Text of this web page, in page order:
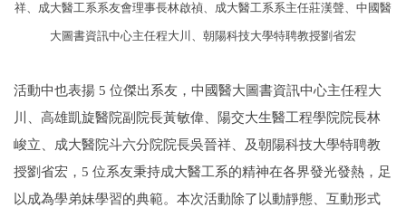
祥、成大醫工系系友會理事長林啟禎、成大醫工系系主任莊漢聲、中國醫
大圖書資訊中心主任程大川、朝陽科技大學特聘教授劉省宏
活動中也表揚 5 位傑出系友，中國醫大圖書資訊中心主任程大
川、高雄凱旋醫院副院長黃敏偉、陽交大生醫工程學院院長林
峻立、成大醫院斗六分院院長吳晉祥、及朝陽科技大學特聘教
授劉省宏，5 位系友秉持成大醫工系的精神在各界發光發熱，足
以成為學弟妹學習的典範。本次活動除了以動靜態、互動形式